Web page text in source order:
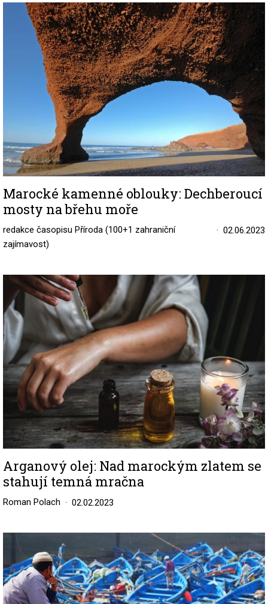
Image
Marocké kamenné oblouky: Dechberoucí
mosty na břehu moře
redakce časopisu Příroda (100+1 zahraniční
zajímavost)
02.06.2023
Image
Arganový olej: Nad marockým zlatem se
stahují temná mračna
Roman Polach 02.02.2023